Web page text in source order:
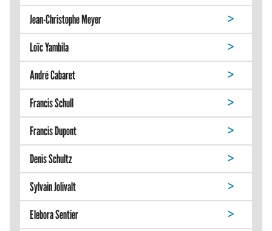
Jean-Christophe Meyer
Loïc Yambila
André Cabaret
Francis Schull
Francis Dupont
Denis Schultz
Sylvain Jolivalt
Elebora Sentier